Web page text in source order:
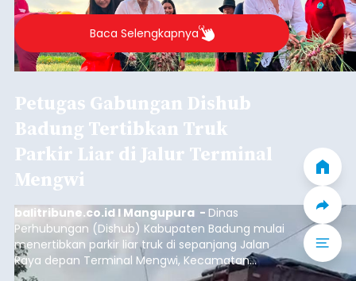
Baca Selengkapnya
Petugas Gabungan Dishub
Badung Tertibkan Truk
Parkir Liar di Jalur Terminal
Mengwi
balitribune.co.id I Mangupura - Dinas
Perhubungan (Dishub) Kabupaten Badung mulai
menertibkan parkir liar truk di sepanjang Jalan
Raya depan Terminal Mengwi, Kecamatan
Mengwi, Rabu (5/8/2026).